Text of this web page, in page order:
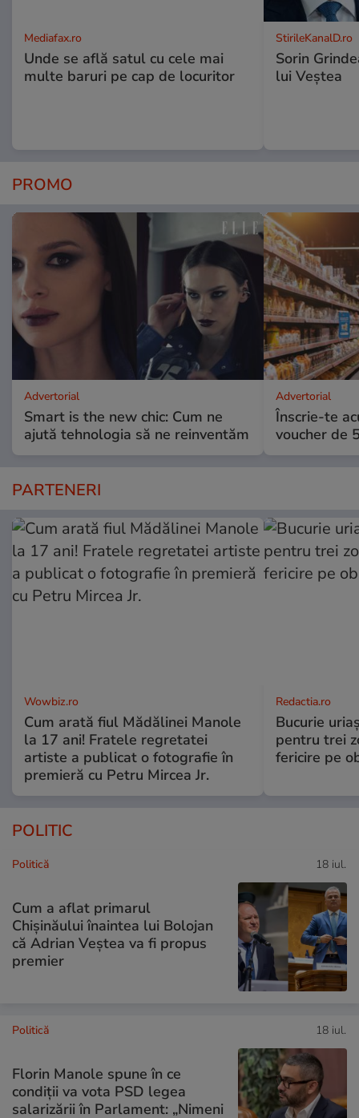
Mediafax.ro
Unde se află satul cu cele mai
multe baruri pe cap de locuritor
StirileKanalD.ro
Sorin
lui Veștea
PROMO
Advertorial
Smart is the new chic: Cum ne
ajută tehnologia să ne reinventăm
Advertorial
Înscrie-te
voucher de
PARTENERI
Wowbiz.ro
Cum arată fiul Mădălinei Manole
la 17 ani! Fratele regretatei
artiste a publicat o fotografie în
premieră cu Petru Mircea Jr.
Redactia.ro
Bucurie
pentru trei
fericire pe
POLITIC
Politică 18 iul.
Cum a aflat primarul
Chișinăului înaintea lui Bolojan
că Adrian Veștea va fi propus
premier
Politică 18 iul.
Florin Manole spune în ce
condiții va vota PSD legea
salarizării în Parlament: „Nimeni